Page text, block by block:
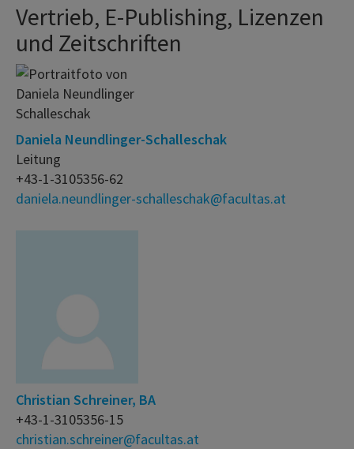
Vertrieb, E-Publishing, Lizenzen
und Zeitschriften
Daniela Neundlinger-Schalleschak
Leitung
+43-1-3105356-62
daniela.neundlinger-schalleschak@facultas.at
Christian Schreiner, BA
+43-1-3105356-15
christian.schreiner@facultas.at